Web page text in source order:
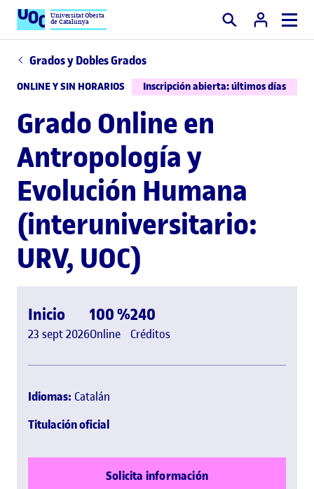
Universitat Oberta
de Catalunya Buscar
Grados y Dobles Grados
ONLINE Y SIN HORARIOS Inscripción abierta: últimos días
Grado Online en
Antropología y
Evolución Humana
(interuniversitario:
URV, UOC)
Inicio
23 sept 2026
100 %
Online
240
Créditos
Idiomas: Catalán
Titulación oficial
Solicita información